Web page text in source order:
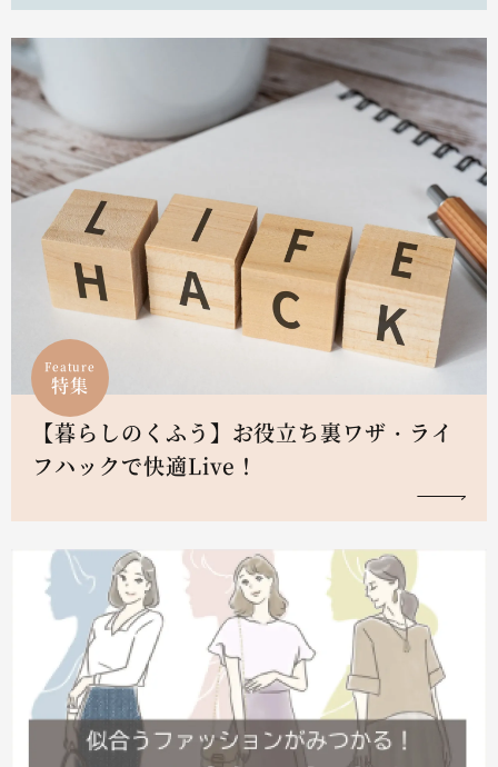
Feature
特集
【暮らしのくふう】お役立ち裏ワザ・ライ
フハックで快適Live！